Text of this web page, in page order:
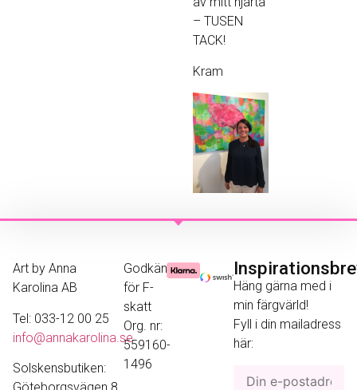
– TUSEN
TACK!
Kram
Art by Anna
Karolina AB
Tel: 033-12 00 25
info@annakarolina.se
Solskensbutiken:
Godkänd
för F-
skatt
Org. nr:
559160-
1496
Häng gärna med i
min färgvärld!
Fyll i din mailadress
här: